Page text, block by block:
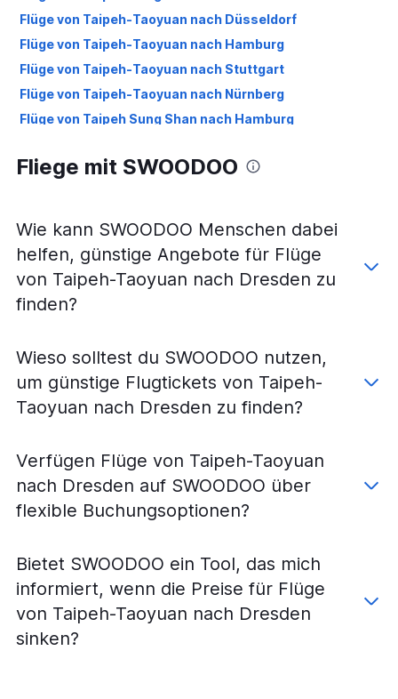
Flüge von Taipeh-Taoyuan nach Düsseldorf
Flüge von Taipeh-Taoyuan nach Hamburg
Flüge von Taipeh-Taoyuan nach Stuttgart
Flüge von Taipeh-Taoyuan nach Nürnberg
Flüge von Taipeh Sung Shan nach Hamburg
Flüge von Taipeh Sung Shan nach Düsseldorf
Fliege mit SWOODOO
Wie kann SWOODOO Menschen dabei
helfen, günstige Angebote für Flüge
von Taipeh-Taoyuan nach Dresden zu
finden?
Wieso solltest du SWOODOO nutzen,
um günstige Flugtickets von Taipeh-
Taoyuan nach Dresden zu finden?
Verfügen Flüge von Taipeh-Taoyuan
nach Dresden auf SWOODOO über
flexible Buchungsoptionen?
Bietet SWOODOO ein Tool, das mich
informiert, wenn die Preise für Flüge
von Taipeh-Taoyuan nach Dresden
sinken?